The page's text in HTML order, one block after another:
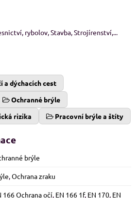
rybolov, Stavba, Strojírenství,...
a dýchacích cest
Ochranné brýle
rizika
Pracovní brýle a štíty
brýle
,Ochrana zraku
166 Ochrana očí, EN 166 1f, EN 170, EN